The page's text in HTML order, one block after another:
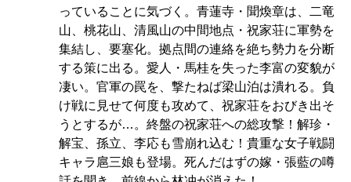
っていることに気づく。青蓮寺・聞煥章は、二竜
山、桃花山、清風山の中間地点・祝家荘に軍勢を
集結し、要塞化。拠点間の連絡を絶ち勢力を分断
する策に出る。愛人・馬桂を失った李富の変貌が
凄い。官軍の罠を、撃たねば梁山泊は潰れる。負
け戦に見せて何度も攻めて、祝家荘をおびき出そ
うとするが…。終盤の祝家荘への総攻撃！解珍・
解宝、孫立、李応も雪崩れ込む！貴重な女子戦闘
キャラ扈三娘も登場。死んだはずの嫁・張藍の噂